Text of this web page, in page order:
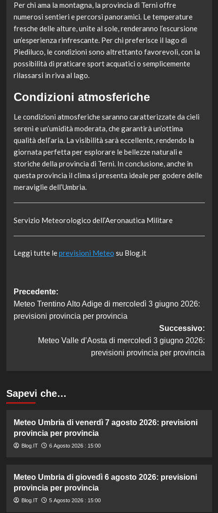
Per chi ama la montagna, la provincia di Terni offre
numerosi sentieri e percorsi panoramici. Le temperature
fresche delle alture, unite al sole, renderanno l’escursione
un’esperienza rinfrescante. Per chi preferisce il lago di
Piediluco, le condizioni sono altrettanto favorevoli, con la
possibilità di praticare sport acquatici o semplicemente
rilassarsi in riva al lago.
Condizioni atmosferiche
Le condizioni atmosferiche saranno caratterizzate da cieli
sereni e un’umidità moderata, che garantirà un’ottima
qualità dell’aria. La visibilità sarà eccellente, rendendo la
giornata perfetta per esplorare le bellezze naturali e
storiche della provincia di Terni. In conclusione, anche in
questa provincia il clima si presenta ideale per godere delle
meraviglie dell’Umbria.
Servizio Meteorologico dell’Aeronautica Militare
Leggi tutte leprevisioni Meteo su Blog.it
Navigazione
articolo
Precedente:
Meteo Trentino Alto Adige di mercoledì 3 giugno 2026:
previsioni provincia per provincia
Successivo:
Meteo Valle d’Aosta di mercoledì 3 giugno 2026:
previsioni provincia per provincia
Sapevi che…
Meteo Umbria di venerdì 7 agosto 2026: previsioni
provincia per provincia
Blog.IT 6 Agosto 2026 : 15:00
Meteo Umbria di giovedì 6 agosto 2026: previsioni
provincia per provincia
Blog.IT 5 Agosto 2026 : 15:00